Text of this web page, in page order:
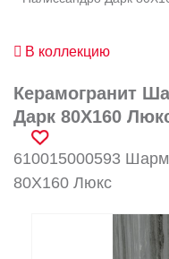
О Компании
В коллекцию
Керамогранит
Дарк 80X160
610015000593
80X160 Люкс